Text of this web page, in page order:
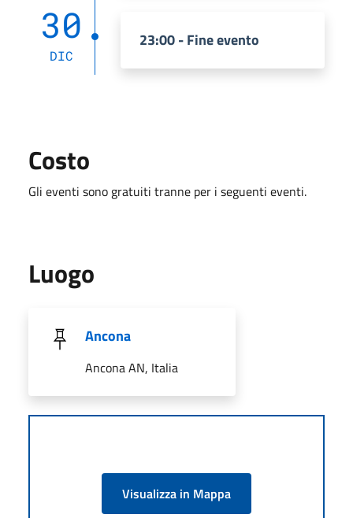
30
DIC
23:00 - Fine evento
Costo
Gli eventi sono gratuiti tranne per i seguenti eventi.
Luogo
Ancona
Ancona AN, Italia
Visualizza in Mappa